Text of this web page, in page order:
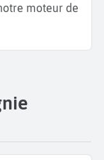
moteur de